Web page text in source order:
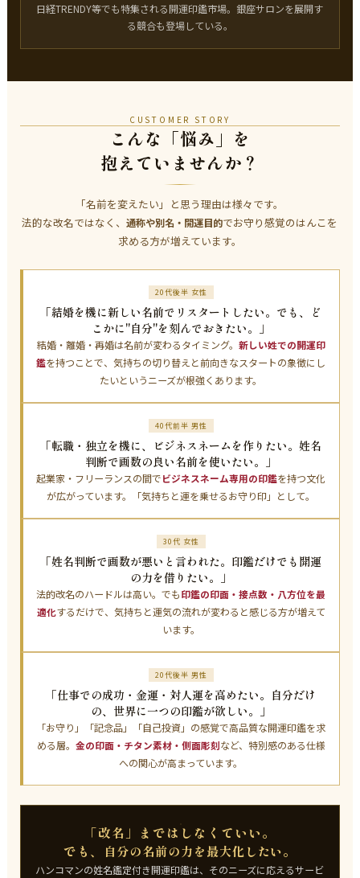
日経TRENDY等でも特集される開運印鑑市場。銀座サロンを展開す
る競合も登場している。
CUSTOMER STORY
こんな「悩み」を
抱えていませんか？
「名前を変えたい」と思う理由は様々です。
法的な改名ではなく、通称や別名・開運目的でお守り感覚のはんこを
求める方が増えています。
20代後半 女性
「結婚を機に新しい名前でリスタートしたい。でも、ど
こかに"自分"を刻んでおきたい。」
結婚・離婚・再婚は名前が変わるタイミング。 新しい姓での開運印
鑑を持つことで、気持ちの切り替えと前向きなスタートの象徴にし
たいというニーズが根強くあります。
40代前半 男性
「転職・独立を機に、ビジネスネームを作りたい。姓名
判断で画数の良い名前を使いたい。」
起業家・フリーランスの間でビジネスネーム専用の印鑑を持つ文化
が広がっています。「気持ちと運を乗せるお守り印」として。
30代 女性
「姓名判断で画数が悪いと言われた。印鑑だけでも開運
の力を借りたい。」
法的改名のハードルは高い。でも印鑑の印面・接点数・八方位を最
適化するだけで、気持ちと運気の流れが変わると感じる方が増えて
います。
20代後半 男性
「仕事での成功・金運・対人運を高めたい。自分だけ
の、世界に一つの印鑑が欲しい。」
「お守り」「記念品」「自己投資」の感覚で高品質な開運印鑑を求
める層。 金の印面・チタン素材・側面彫刻など、特別感のある仕様
への関心が高まっています。
「改名」まではしなくていい。
でも、
自分の名前の力を最大化したい。
ハンコマンの姓名鑑定付き開運印鑑は、そのニーズに応えるサービ